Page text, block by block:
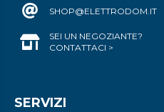
SHOP@ELETTRODOM.IT
SEI UN NEGOZIANTE?
CONTATTACI >
SERVIZI